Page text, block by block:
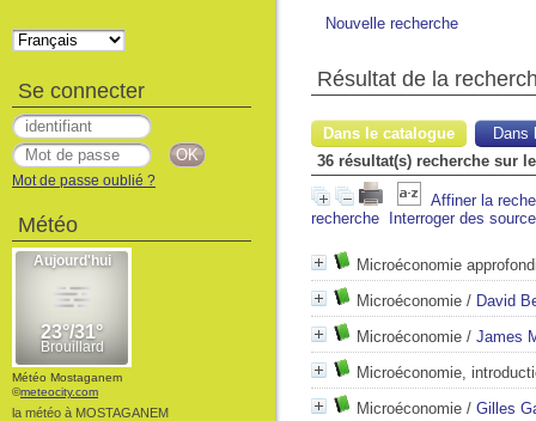
Nouvelle recherche
Résultat de la
Dans le catalogue
Dans
36 résultat(s) recherche sur
Affiner la
recherche
Interroger des
Microéconomie
Microéconomie / David
Microéconomie / James
Microéconomie,
Microéconomie / Gilles
Se connecter
Mot de passe oublié ?
Météo
Météo Mostaganem
©meteocity.com
la météo à MOSTAGANEM